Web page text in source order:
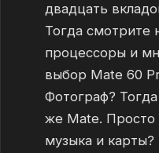
двадцать
Тогда
процессоры и
выбор Mate 60
Фотограф?
же Mate. Просто
музыка и